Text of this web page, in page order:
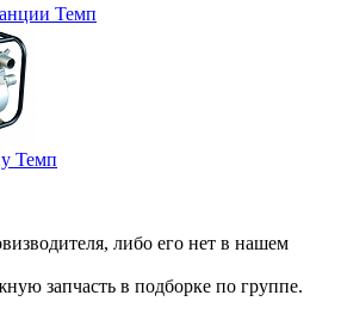
Темп
Темп
либо его нет в нашем
запчасть в подборке по группе.